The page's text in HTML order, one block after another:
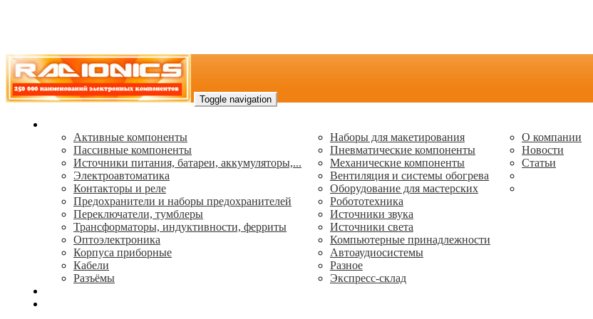
Toggle navigation
Активные компоненты
Пассивные компоненты
Источники питания, батареи, аккумуляторы,...
Электроавтоматика
Контакторы и реле
Предохранители и наборы предохранителей
Переключатели, тумблеры
Трансформаторы, индуктивности, ферриты
Oптоэлектроника
Корпуса приборные
Кабели
Разъёмы
Наборы для макетирования
Пневматические компоненты
Механические компоненты
Вентиляция и системы обогрева
Оборудование для мастерских
Робототехника
Источники звука
Источники света
Компьютерные принадлежности
Автоаудиосистемы
Разное
Экспресс-склад
О компании
Новости
Статьи